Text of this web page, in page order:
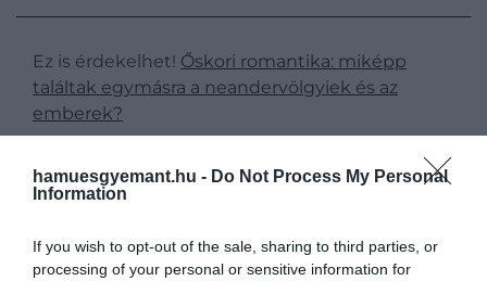
hamuesgyemant.hu - Do Not Process My Personal
Information
If you wish to opt-out of the sale, sharing to third parties, or
processing of your personal or sensitive information for
Ez is érdekelhet! Őskori romantika: miképp
találtak egymásra a neandervölgyiek és az
emberek?
hegység folyosóként